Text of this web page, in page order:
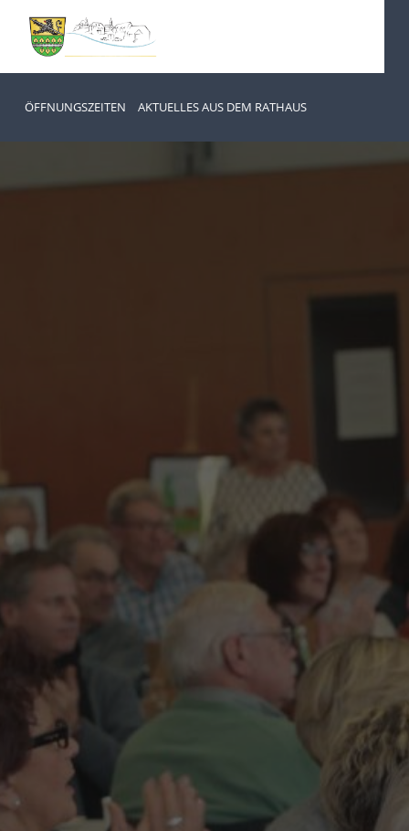
ÖFFNUNGSZEITEN AKTUELLES AUS DEM RATHAUS